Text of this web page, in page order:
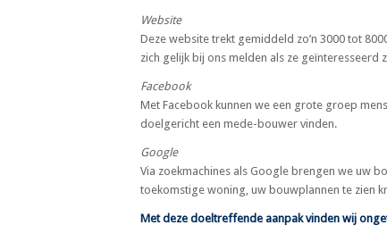
Website
Deze website trekt gemiddeld zo’n 3000 tot
zich gelijk bij ons melden als ze geïnteresseerd
Facebook
Met Facebook kunnen we een grote groep
doelgericht een mede-bouwer vinden.
Google
Via zoekmachines als Google brengen we uw
toekomstige woning, uw bouwplannen te zien
Met deze doeltreffende aanpak vinden wij